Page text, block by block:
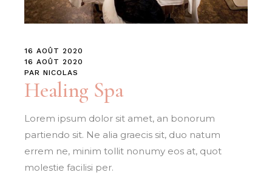
16 AOÛT 2020
16 AOÛT 2020
PAR NICOLAS
Healing Spa
Lorem ipsum dolor sit amet, an bonorum
partiendo sit. Ne alia graecis sit, duo natum
errem ne, minim tollit nonumy eos at, quot
molestie facilisi per.